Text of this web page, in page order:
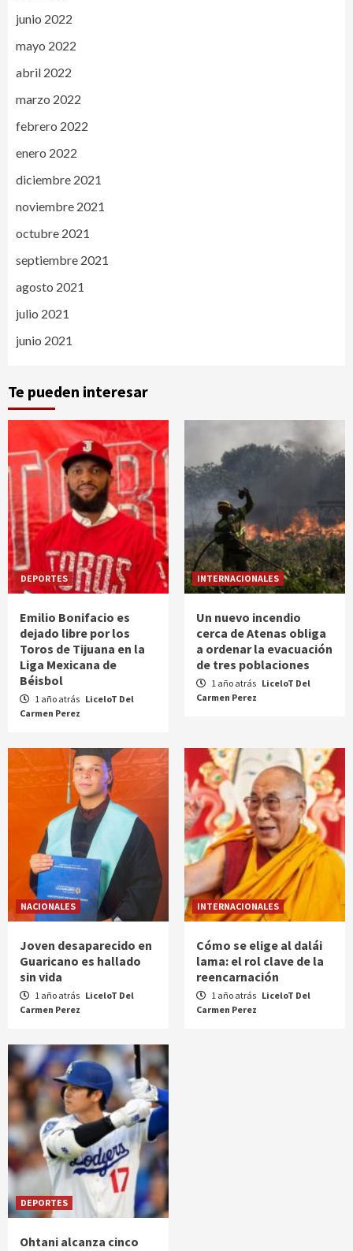
junio 2022
mayo 2022
abril 2022
marzo 2022
febrero 2022
enero 2022
diciembre 2021
noviembre 2021
octubre 2021
septiembre 2021
agosto 2021
julio 2021
junio 2021
Te pueden interesar
DEPORTES
Emilio Bonifacio es
dejado libre por los
Toros de Tijuana en la
Liga Mexicana de
Béisbol
1 año atrás LiceloT Del
Carmen Perez
INTERNACIONALES
Un nuevo incendio
cerca de Atenas obliga
a ordenar la evacuación
de tres poblaciones
1 año atrás LiceloT Del
Carmen Perez
NACIONALES
Joven desaparecido en
Guaricano es hallado
sin vida
1 año atrás LiceloT Del
Carmen Perez
INTERNACIONALES
Cómo se elige al dalái
lama: el rol clave de la
reencarnación
1 año atrás LiceloT Del
Carmen Perez
DEPORTES
Ohtani alcanza cinco